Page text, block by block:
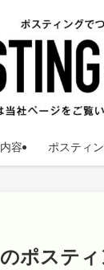
容 ポスティ
ポステ